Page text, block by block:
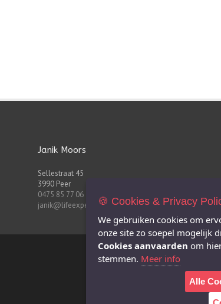
Janik Moors
Sellestraat 45
3990 Peer
0475 85 77 06
janik@lifeexperts.be🍪 Cookies & Privacy
We gebruiken cookies om
onze site zo soepel mogelijk
Cookies aanvaarden om
stemmen. Meer info
Alle